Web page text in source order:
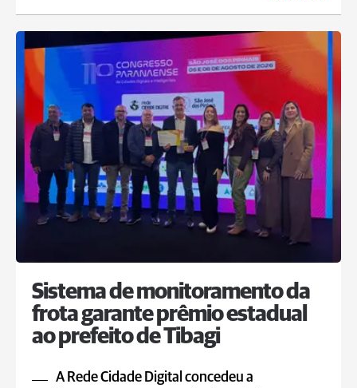
Sistema de monitoramento da
frota garante prêmio estadual
ao prefeito de Tibagi
A Rede Cidade Digital concedeu a